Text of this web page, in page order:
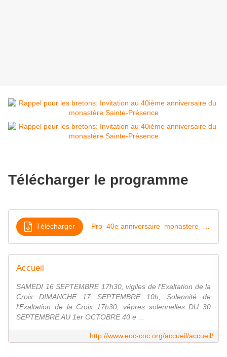
Télécharger le programme
Télécharger
Accueil
SAMEDI 16 SEPTEMBRE 17h30, vigiles de l'Exaltation de la
Croix DIMANCHE 17 SEPTEMBRE 10h, Solennité de
l'Exaltation de la Croix 17h30, vêpres solennelles DU 30
SEPTEMBRE AU 1er OCTOBRE 40 e ...
http://www.eoc-coc.org/accueil/accueil/